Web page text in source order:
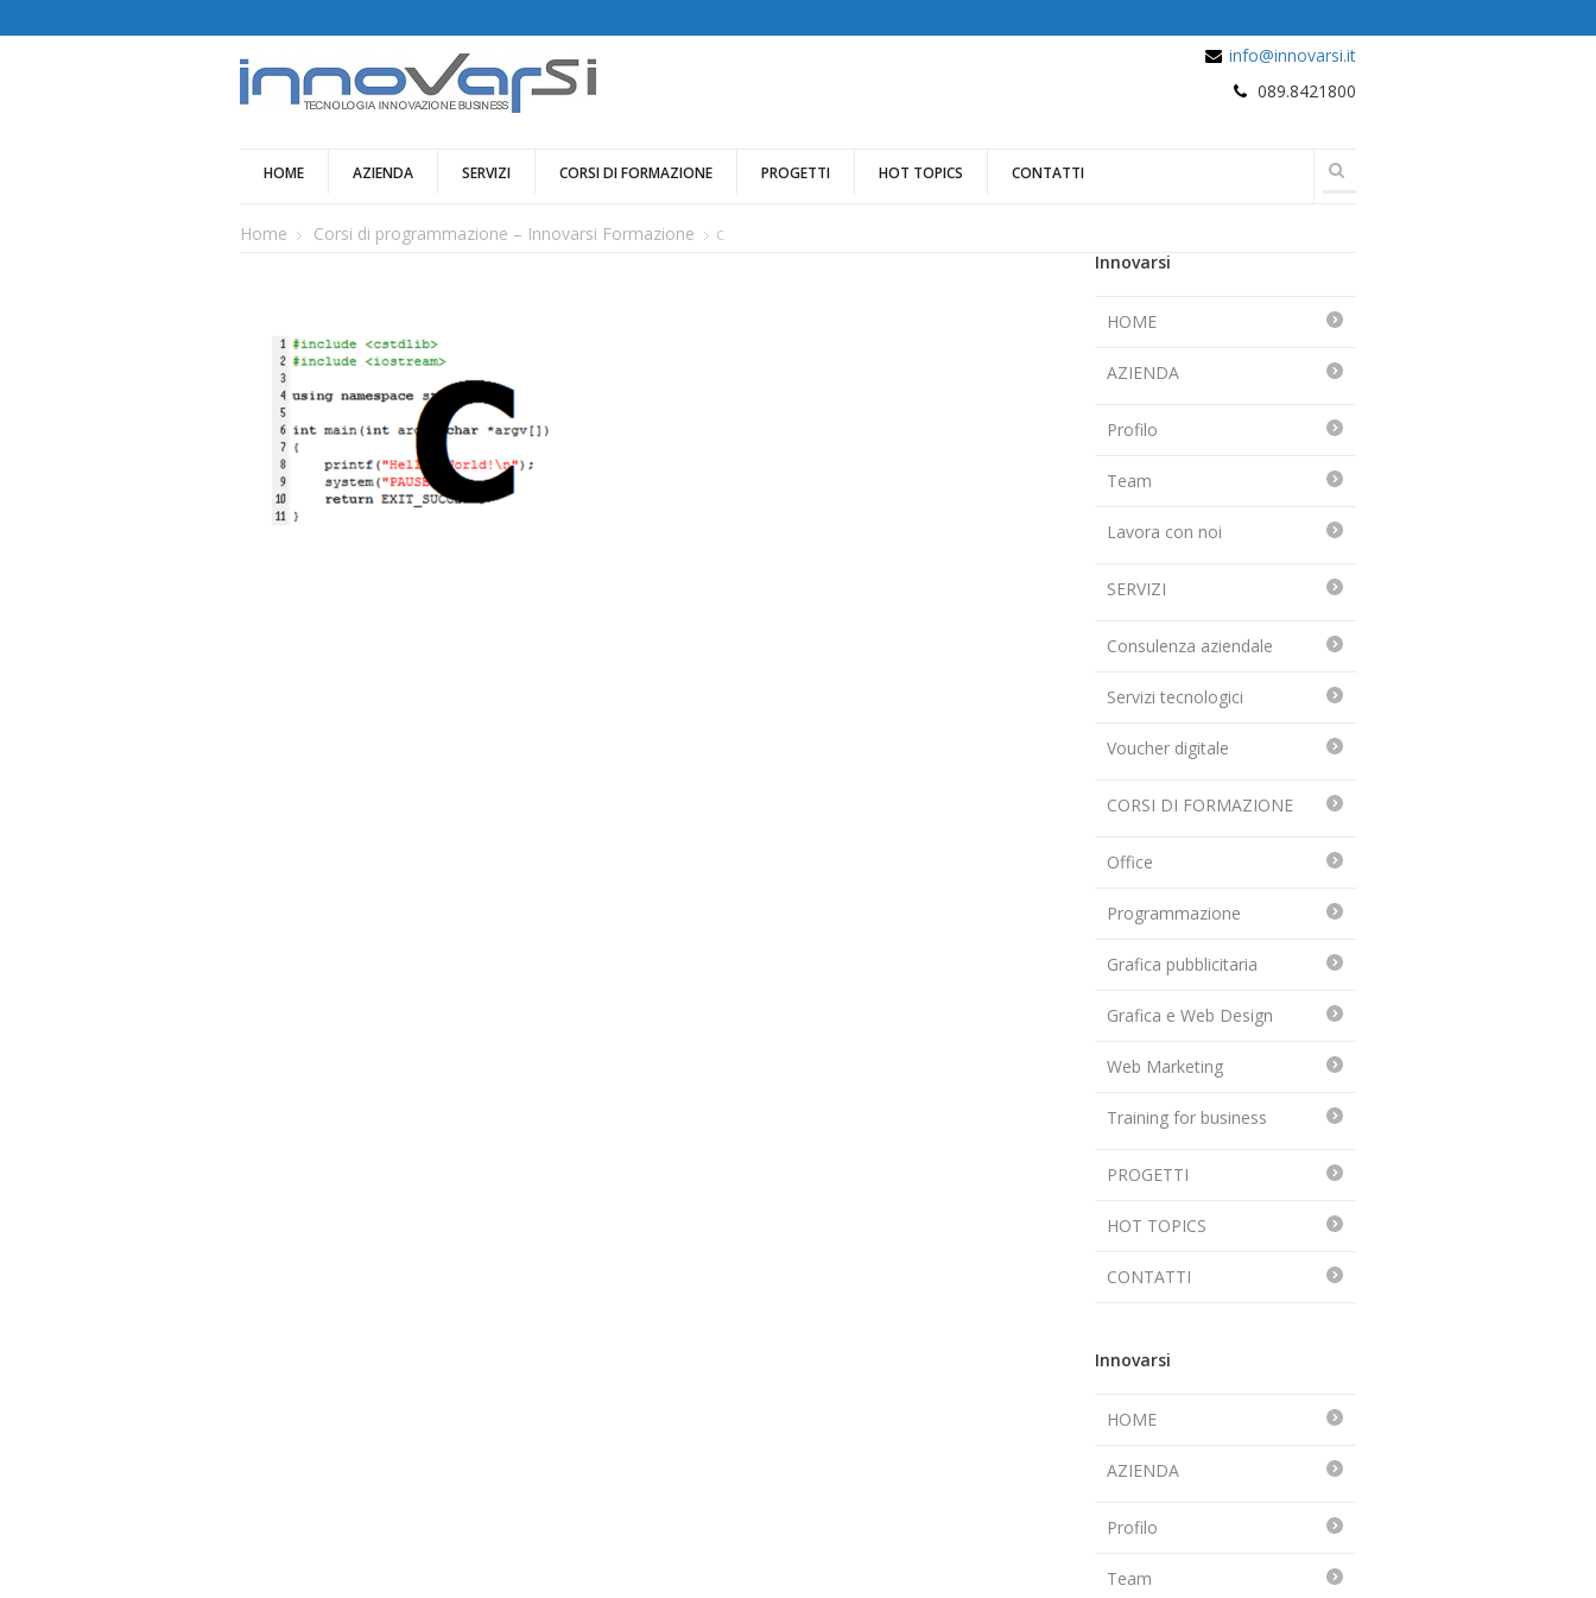
info@innovarsi.it
089.8421800
HOME AZIENDA SERVIZI CORSI DI FORMAZIONE PROGETTI HOT TOPICS CONTATTI
Home Corsi di programmazione – Innovarsi Formazione
c
Innovarsi
HOME
AZIENDA
Profilo
Team
Lavora con noi
SERVIZI
Consulenza aziendale
Servizi tecnologici
Voucher digitale
CORSI DI FORMAZIONE
Office
Programmazione
Grafica pubblicitaria
Grafica e Web Design
Web Marketing
Training for business
PROGETTI
HOT TOPICS
CONTATTI
Innovarsi
HOME
AZIENDA
Profilo
Team